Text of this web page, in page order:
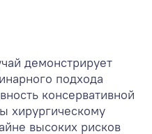
демонстрирует
подхода
консервативной
хирургическому
высоких рисков